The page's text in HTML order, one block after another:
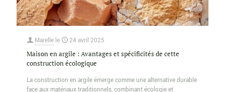
Marelle le 24 avril 2025
Maison en argile : Avantages et spécificités de cette
construction écologique
La construction en argile émerge comme une alternative durable
face aux matériaux traditionnels, combinant écologie et